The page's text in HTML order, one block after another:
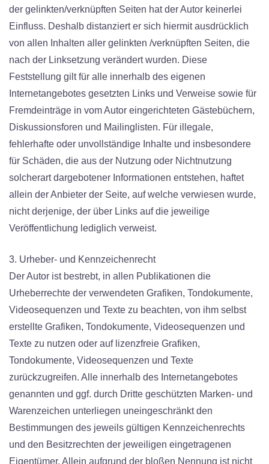
der gelinkten/verknüpften Seiten hat der Autor keinerlei
Einfluss. Deshalb distanziert er sich hiermit ausdrücklich
von allen Inhalten aller gelinkten /verknüpften Seiten, die
nach der Linksetzung verändert wurden. Diese
Feststellung gilt für alle innerhalb des eigenen
Internetangebotes gesetzten Links und Verweise sowie für
Fremdeinträge in vom Autor eingerichteten Gästebüchern,
Diskussionsforen und Mailinglisten. Für illegale,
fehlerhafte oder unvollständige Inhalte und insbesondere
für Schäden, die aus der Nutzung oder Nichtnutzung
solcherart dargebotener Informationen entstehen, haftet
allein der Anbieter der Seite, auf welche verwiesen wurde,
nicht derjenige, der über Links auf die jeweilige
Veröffentlichung lediglich verweist.
3. Urheber- und Kennzeichenrecht
Der Autor ist bestrebt, in allen Publikationen die
Urheberrechte der verwendeten Grafiken, Tondokumente,
Videosequenzen und Texte zu beachten, von ihm selbst
erstellte Grafiken, Tondokumente, Videosequenzen und
Texte zu nutzen oder auf lizenzfreie Grafiken,
Tondokumente, Videosequenzen und Texte
zurückzugreifen. Alle innerhalb des Internetangebotes
genannten und ggf. durch Dritte geschützten Marken- und
Warenzeichen unterliegen uneingeschränkt den
Bestimmungen des jeweils gültigen Kennzeichenrechts
und den Besitzrechten der jeweiligen eingetragenen
Eigentümer. Allein aufgrund der bloßen Nennung ist nicht